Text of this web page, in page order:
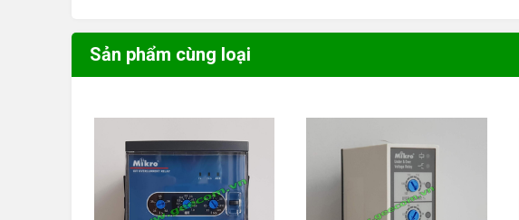
Hệ số thời gian TM = 0.05 -1 Cài đặt mức tác động cao (High-set) :
Thời gian tác động: t>> = tức thời
Kích thước (h x w x d): 96 x 96 x 110 mm
Mã hàng
Sản phẩm cùng loại